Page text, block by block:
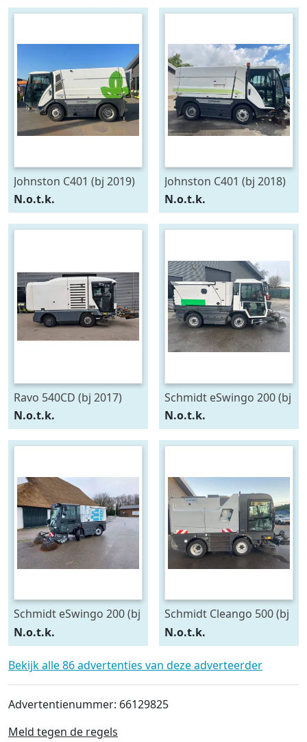
Johnston C401 (bj 2019)
N.o.t.k.
Johnston C401 (bj 2018)
N.o.t.k.
Ravo 540CD (bj 2017)
N.o.t.k.
Schmidt eSwingo 200 (bj
2020)
N.o.t.k.
Schmidt eSwingo 200 (bj
2020)
N.o.t.k.
Schmidt Cleango 500 (bj
2019)
N.o.t.k.
Bekijk alle 86 advertenties van deze adverteerder
Advertentienummer: 66129825
Meld tegen de regels